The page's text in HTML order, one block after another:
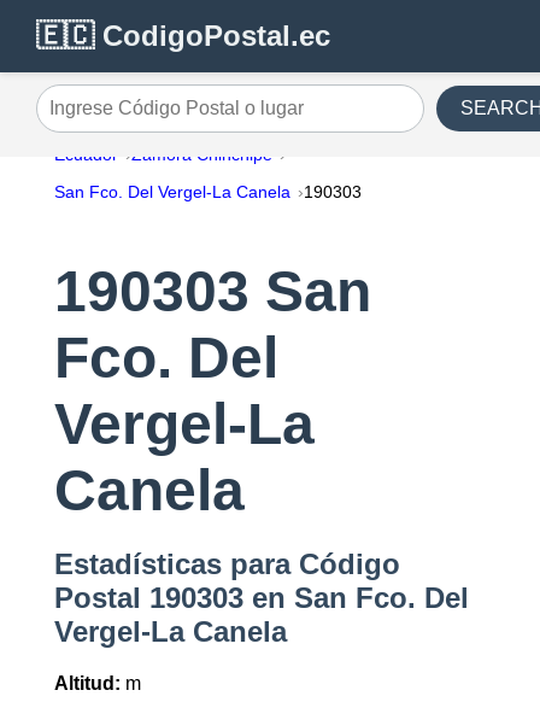
🇪🇨 CodigoPostal.ec
Ingrese Código Postal o lugar
Ecuador
Zamora Chinchipe
San Fco. Del Vergel-La Canela
190303
190303 San
Fco. Del
Vergel-La
Canela
Estadísticas para Código
Postal 190303 en San Fco. Del
Vergel-La Canela
Altitud: m